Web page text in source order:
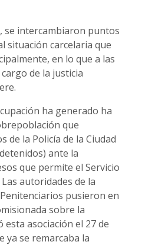
se intercambiaron puntos
situación carcelaria que
en lo que a las
de la justicia
ha generado ha
que
de la Policía de la Ciudad
ante la
que permite el Servicio
autoridades de la
pusieron en
sobre la
asociación el 27 de
ya se remarcaba la